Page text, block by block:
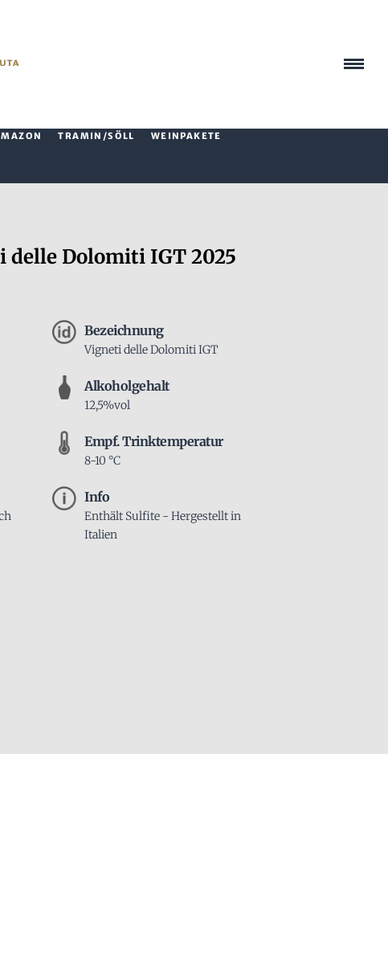
MAZON TRAMIN/SÖLL WEINPAKETE
delle Dolomiti IGT 2025
Bezeichnung
Vigneti delle Dolomiti IGT
Alkoholgehalt
12,5%vol
Empf. Trinktemperatur
8-10 °C
Info
Enthält Sulfite - Hergestellt in
Italien